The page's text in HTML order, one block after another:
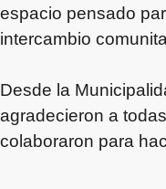
espacio pensado
intercambio
Desde la
agradecieron a
colaboraron para